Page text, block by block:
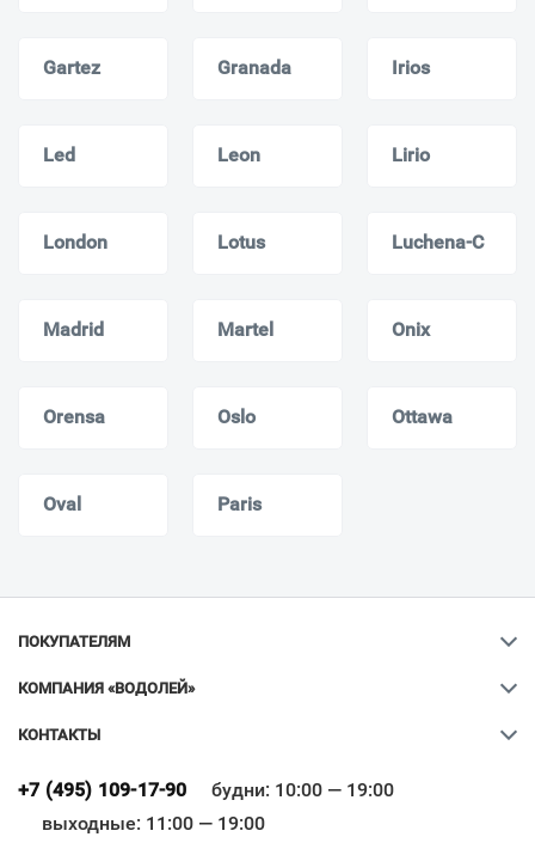
Gartez Granada Irios
Led Leon Lirio
London Lotus Luchena-C
Madrid Martel Onix
Orensa Oslo Ottawa
Oval Paris
ПОКУПАТЕЛЯМ
КОМПАНИЯ «ВОДОЛЕЙ»
КОНТАКТЫ
+7 (495) 109-17-90
будни: 10:00 — 19:00
выходные: 11:00 — 19:00
Всё верно